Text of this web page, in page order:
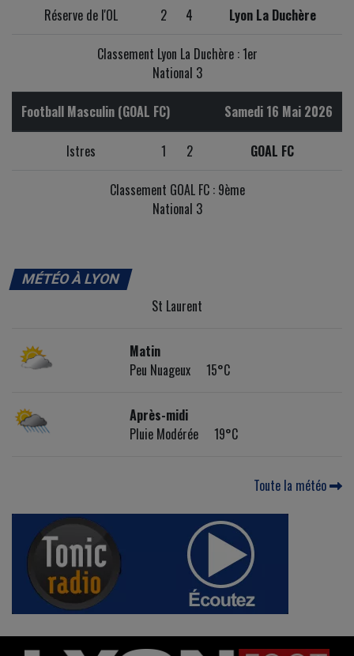
Réserve de l'OL 2 4 Lyon La Duchère
Classement Lyon La Duchère : 1er
National 3
Football Masculin (GOAL FC) Samedi 16 Mai 2026
Istres 1 2 GOAL FC
Classement GOAL FC : 9ème
National 3
MÉTÉO À LYON
St Laurent
Matin
Peu Nuageux 15°C
Après-midi
Pluie Modérée 19°C
Toute la météo